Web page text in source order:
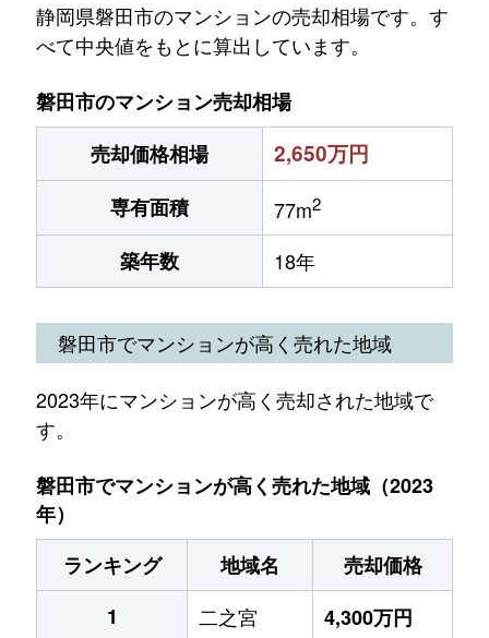
静岡県磐田市のマンションの売却相場です。す
べて中央値をもとに算出しています。
磐田市のマンション売却相場
売却価格相場
2,650万円
専有面積 77m2
築年数 18年
磐田市でマンションが高く売れた地域
2023年にマンションが高く売却された地域で
す。
磐田市でマンションが高く売れた地域（2023
年）
ランキング
地域名
売却価格
1
二之宮
4,300万円